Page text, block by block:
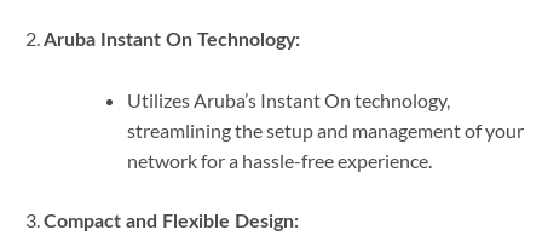
Aruba Instant On Technology:
Utilizes Aruba’s Instant On technology,
streamlining the setup and management of your
network for a hassle-free experience.
Compact and Flexible Design: